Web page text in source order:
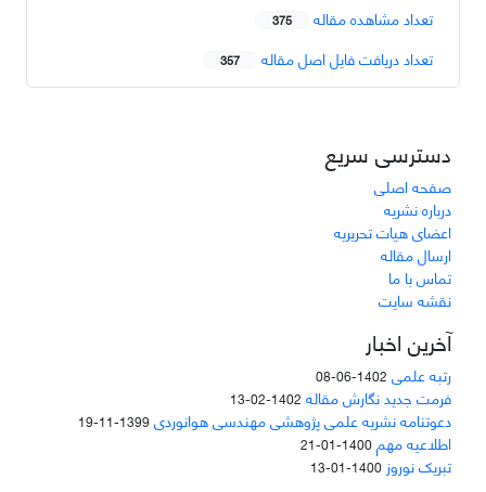
تعداد مشاهده مقاله 375
تعداد دریافت فایل اصل مقاله 357
دسترسی سریع
صفحه اصلی
درباره نشریه
اعضای هیات تحریریه
ارسال مقاله
تماس با ما
نقشه سایت
آخرین اخبار
رتبه علمی 1402-06-08
فرمت جدید نگارش مقاله 1402-02-13
دعوتنامه نشریه علمی پژوهشی مهندسی هوانوردی1399-11-19
اطلاعیه مهم1400-01-21
تبریک نوروز 1400-01-13